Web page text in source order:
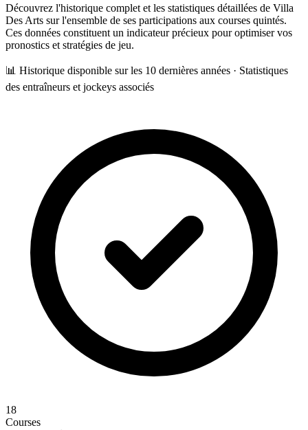
Découvrez l'historique complet et les statistiques détaillées de Villa
Des Arts sur l'ensemble de ses participations aux courses quintés.
Ces données constituent un indicateur précieux pour optimiser vos
pronostics et stratégies de jeu.
📊 Historique disponible sur les 10 dernières années · Statistiques
des entraîneurs et jockeys associés
18
Courses